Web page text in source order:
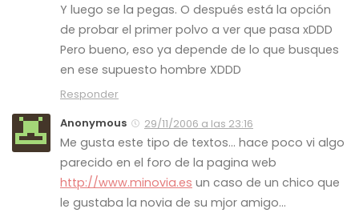
Y luego se la pegas. O después está la opción
de probar el primer polvo a ver que pasa xDDD
Pero bueno, eso ya depende de lo que busques
en ese supuesto hombre XDDD
Responder
Anonymous
29/11/2006 a las 23:16
Me gusta este tipo de textos… hace poco vi algo
parecido en el foro de la pagina web
http://www.minovia.es un caso de un chico que
le gustaba la novia de su mjor amigo…